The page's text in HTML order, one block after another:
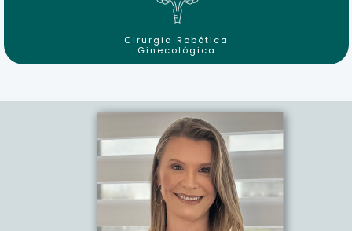
Cirurgia Robótica
Ginecológica